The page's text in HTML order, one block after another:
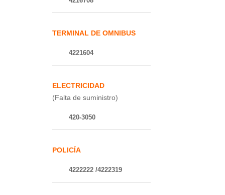
TERMINAL DE OMNIBUS
4221604
ELECTRICIDAD
(Falta de suministro)
420-3050
POLICÍA
4222222 /4222319